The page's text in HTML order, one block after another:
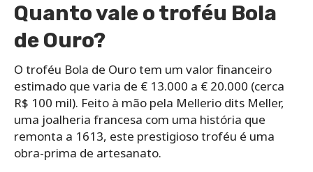
Quanto vale o troféu Bola
de Ouro?
O troféu Bola de Ouro tem um valor financeiro
estimado que varia de € 13.000 a € 20.000 (cerca
R$ 100 mil). Feito à mão pela Mellerio dits Meller,
uma joalheria francesa com uma história que
remonta a 1613, este prestigioso troféu é uma
obra-prima de artesanato.